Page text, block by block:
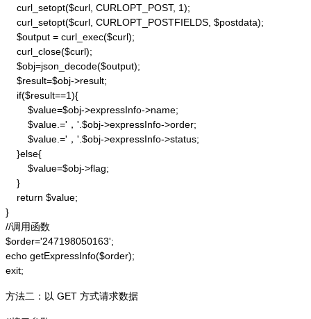
    curl_setopt($curl, CURLOPT_POST, 1);
    curl_setopt($curl, CURLOPT_POSTFIELDS, $postdata);
    $output = curl_exec($curl);
    curl_close($curl);
    $obj=json_decode($output);
    $result=$obj->result;
    if($result==1){
        $value=$obj->expressInfo->name;
        $value.='，'.$obj->expressInfo->order;
        $value.='，'.$obj->expressInfo->status;
    }else{
        $value=$obj->flag;
    }
    return $value;
}
//调用函数
$order='247198050163';
echo getExpressInfo($order);
exit;
方法二：以 GET 方式请求数据